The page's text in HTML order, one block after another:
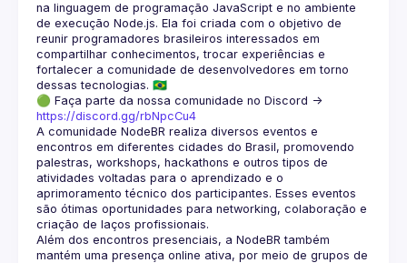
na linguagem de programação JavaScript e no ambiente
de execução Node.js. Ela foi criada com o objetivo de
reunir programadores brasileiros interessados em
compartilhar conhecimentos, trocar experiências e
fortalecer a comunidade de desenvolvedores em torno
🟢 Faça parte da nossa comunidade no Discord ->
https://discord.gg/rbNpcCu4
A comunidade NodeBR realiza diversos eventos e
encontros em diferentes cidades do Brasil, promovendo
palestras, workshops, hackathons e outros tipos de
atividades voltadas para o aprendizado e o
aprimoramento técnico dos participantes. Esses eventos
são ótimas oportunidades para networking, colaboração e
Além dos encontros presenciais, a NodeBR também
mantém uma presença online ativa, por meio de grupos de